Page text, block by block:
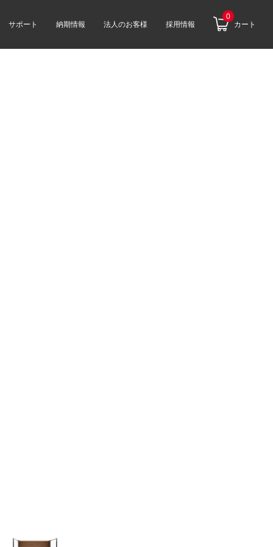
サポート 納期情報 法人のお客様 採用情報
0
カート